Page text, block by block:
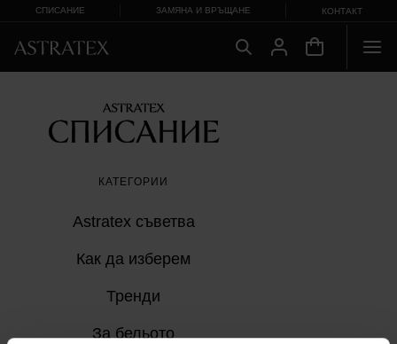
СПИСАНИЕ ЗАМЯНА И ВРЪЩАНЕ КОНТАКТ
КАТЕГОРИИ
Astratex съветвa
Как да изберем
Тренди
За бельото